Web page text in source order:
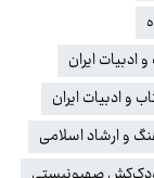
ادبیات ایران
و ادبیات ایران
و ارشاد اسلامی